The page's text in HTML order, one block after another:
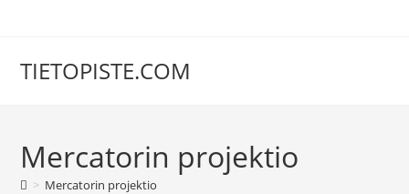
TIETOPISTE.COM
Mercatorin projektio
> Mercatorin projektio